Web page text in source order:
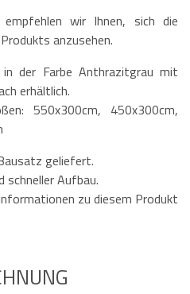
wir Ihnen, sich die
anzusehen.
der Farbe Anthrazitgrau mit
erhältlich.
550x300cm, 450x300cm,
geliefert.
schneller Aufbau.
zu diesem Produkt